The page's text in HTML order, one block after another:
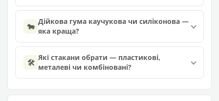
🐄 Дійкова гума каучукова чи силіконова —
яка краща?
🛠️ Які стакани обрати — пластикові,
металеві чи комбіновані?